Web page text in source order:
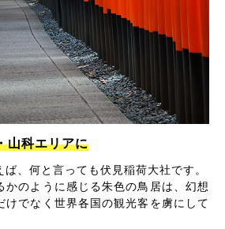
山科エリアに
、何と言っても伏見稲荷大社です。
かのように感じる朱色の鳥居は、幻想
けでなく世界各国の観光客を虜にして